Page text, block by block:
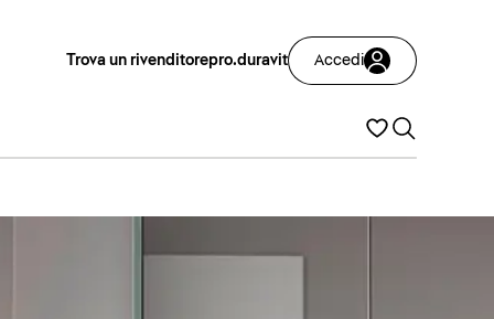
Trova un rivenditorepro.duravit Accedi